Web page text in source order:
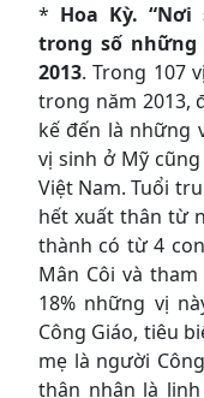
* Hoa Kỳ.
trong số
2013. Trong 107
trong năm 2013,
kế đến là những
vị sinh ở Mỹ
Việt Nam. Tuổi
hết xuất thân từ
thành có từ 4
Mân Côi và
18% những vị
Công Giáo, tiêu
mẹ là người
thân nhân là